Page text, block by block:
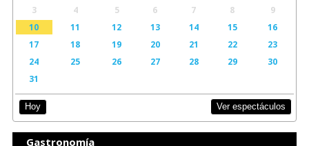
3
4 5 6 7 8
9
10
11 12 13 14 15
16
17
18 19 20 21 22
23
24
25 26 27 28 29
30
31
Hoy Ver espectáculos
Gastronomía